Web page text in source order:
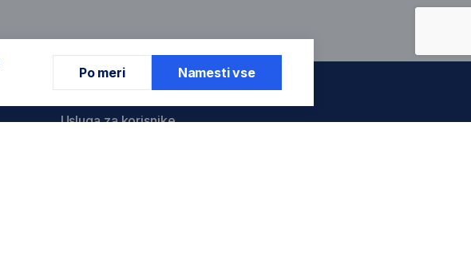
Po meri Namesti vse
Usluga za korisnike